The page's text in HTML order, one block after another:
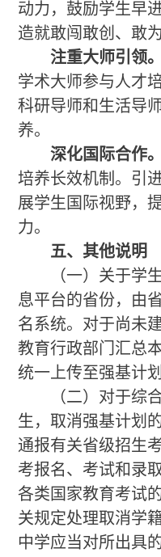
动力，鼓励学生早
造就敢闯敢创、敢
注重大师引领。
学术大师参与人才
科研导师和生活导
养。
深化国际合作
培养长效机制。引
展学生国际视野，
力。
五、其他说明
（一）关于学
息平台的省份，由
名系统。对于尚未
教育行政部门汇总
统一上传至强基计
（二）对于综
生，取消强基计划
通报有关省级招生
考报名、考试和录
各类国家教育考试
关规定处理取消学
中学应当对所出具